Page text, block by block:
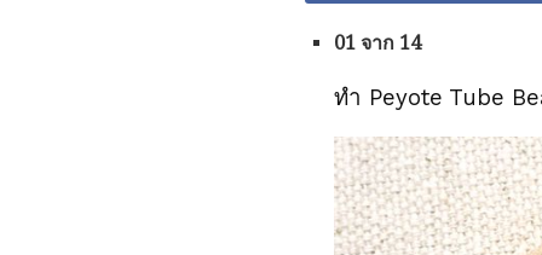
01 จาก 14
ทำ Peyote Tube